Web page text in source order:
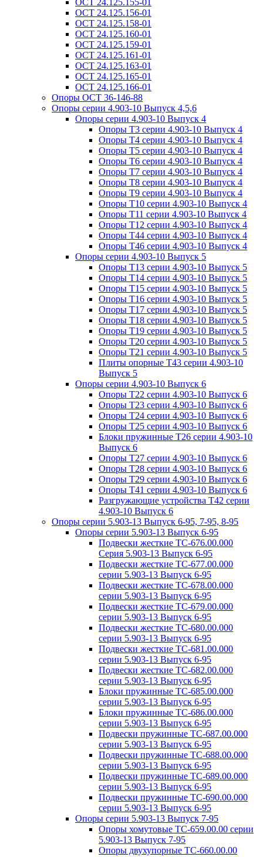
ОСТ 24.125.155-01
ОСТ 24.125.156-01
ОСТ 24.125.158-01
ОСТ 24.125.160-01
ОСТ 24.125.159-01
ОСТ 24.125.161-01
ОСТ 24.125.163-01
ОСТ 24.125.165-01
ОСТ 24.125.166-01
Опоры ОСТ 36-146-88
Опоры серии 4.903-10 Выпуск 4,5,6
Опоры серии 4.903-10 Выпуск 4
Опоры Т3 серии 4.903-10 Выпуск 4
Опоры Т4 серии 4.903-10 Выпуск 4
Опоры Т5 серии 4.903-10 Выпуск 4
Опоры Т6 серии 4.903-10 Выпуск 4
Опоры Т7 серии 4.903-10 Выпуск 4
Опоры Т8 серии 4.903-10 Выпуск 4
Опоры Т9 серии 4.903-10 Выпуск 4
Опоры Т10 серии 4.903-10 Выпуск 4
Опоры Т11 серии 4.903-10 Выпуск 4
Опоры Т12 серии 4.903-10 Выпуск 4
Опоры Т44 серии 4.903-10 Выпуск 4
Опоры Т46 серии 4.903-10 Выпуск 4
Опоры серии 4.903-10 Выпуск 5
Опоры Т13 серии 4.903-10 Выпуск 5
Опоры Т14 серии 4.903-10 Выпуск 5
Опоры Т15 серии 4.903-10 Выпуск 5
Опоры Т16 серии 4.903-10 Выпуск 5
Опоры Т17 серии 4.903-10 Выпуск 5
Опоры Т18 серии 4.903-10 Выпуск 5
Опоры Т19 серии 4.903-10 Выпуск 5
Опоры Т20 серии 4.903-10 Выпуск 5
Опоры Т21 серии 4.903-10 Выпуск 5
Плиты опорные Т43 серии 4.903-10
Выпуск 5
Опоры серии 4.903-10 Выпуск 6
Опоры Т22 серии 4.903-10 Выпуск 6
Опоры Т23 серии 4.903-10 Выпуск 6
Опоры Т24 серии 4.903-10 Выпуск 6
Опоры Т25 серии 4.903-10 Выпуск 6
Блоки пружинные Т26 серии 4.903-10
Выпуск 6
Опоры Т27 серии 4.903-10 Выпуск 6
Опоры Т28 серии 4.903-10 Выпуск 6
Опоры Т29 серии 4.903-10 Выпуск 6
Опоры Т41 серии 4.903-10 Выпуск 6
Разгружающие устройства Т42 серии
4.903-10 Выпуск 6
Опоры серии 5.903-13 Выпуск 6-95, 7-95, 8-95
Опоры серии 5.903-13 Выпуск 6-95
Подвески жесткие ТС-676.00.000
Серия 5.903-13 Выпуск 6-95
Подвески жесткие ТС-677.00.000
серии 5.903-13 Выпуск 6-95
Подвески жесткие ТС-678.00.000
серии 5.903-13 Выпуск 6-95
Подвески жесткие ТС-679.00.000
серии 5.903-13 Выпуск 6-95
Подвески жесткие ТС-680.00.000
серии 5.903-13 Выпуск 6-95
Подвески жесткие ТС-681.00.000
серии 5.903-13 Выпуск 6-95
Подвески жесткие ТС-682.00.000
серии 5.903-13 Выпуск 6-95
Блоки пружинные ТС-685.00.000
серии 5.903-13 Выпуск 6-95
Блоки пружинные ТС-686.00.000
серии 5.903-13 Выпуск 6-95
Подвески пружинные ТС-687.00.000
серии 5.903-13 Выпуск 6-95
Подвески пружинные ТС-688.00.000
серии 5.903-13 Выпуск 6-95
Подвески пружинные ТС-689.00.000
серии 5.903-13 Выпуск 6-95
Подвески пружинные ТС-690.00.000
серии 5.903-13 Выпуск 6-95
Опоры серии 5.903-13 Выпуск 7-95
Опоры хомутовые ТС-659.00.00 серии
5.903-13 Выпуск 7-95
Опоры двухупорные ТС-660.00.00